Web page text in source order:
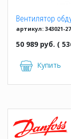
Вентилятор
(4VEC...4NES)
артикул: 343021-27
50 989 руб. (
Купить